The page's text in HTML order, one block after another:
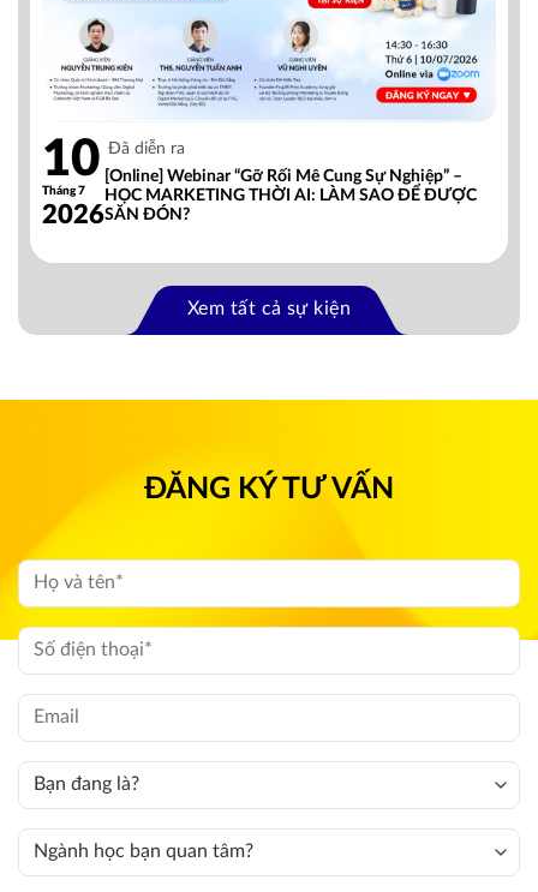
10
Tháng 7
2026
Đã diễn ra
[Online] Webinar “Gỡ Rối Mê Cung Sự Nghiệp” –
HỌC MARKETING THỜI AI: LÀM SAO ĐỂ ĐƯỢC
SĂN ĐÓN?
Xem tất cả sự kiện
ĐĂNG KÝ TƯ VẤN